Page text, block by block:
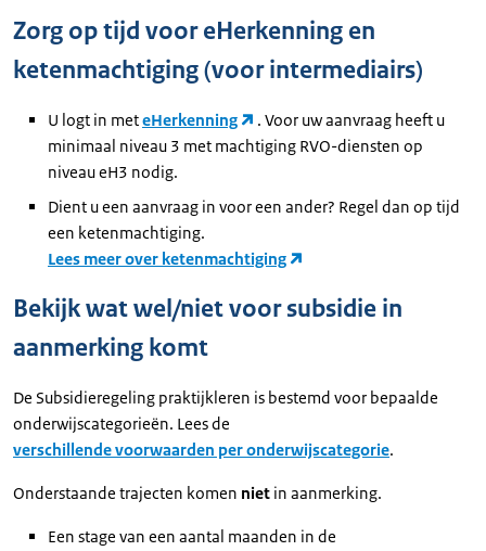
Zorg op tijd voor eHerkenning en
ketenmachtiging (voor intermediairs)
U logt in meteHerkenning
. Voor uw aanvraag heeft u
minimaal niveau 3 met machtiging RVO-diensten op
niveau eH3 nodig.
Dient u een aanvraag in voor een ander? Regel dan op tijd
een ketenmachtiging.
Lees meer over ketenmachtiging
Bekijk wat wel/niet voor subsidie in
aanmerking komt
De Subsidieregeling praktijkleren is bestemd voor bepaalde
onderwijscategorieën. Lees de
verschillende voorwaarden per onderwijscategorie.
Onderstaande trajecten komen niet in aanmerking.
Een stage van een aantal maanden in de